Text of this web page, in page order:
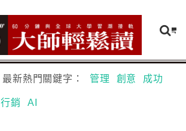
最新熱門關鍵字： 管理 創意 成功
行銷 AI